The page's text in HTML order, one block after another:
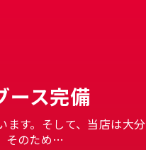
ース完備
す。そして、当店は大
そのため…